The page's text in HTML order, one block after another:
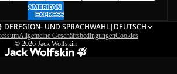
DEREGION- UND SPRACHWAHL| DEUTSCH
Allgemeine GeschäftsbedingungenCookies
© 2026 Jack Wolfskin